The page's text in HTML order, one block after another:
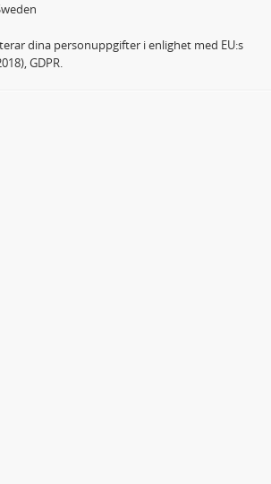
dina personuppgifter i enlighet med EU:s
GDPR.